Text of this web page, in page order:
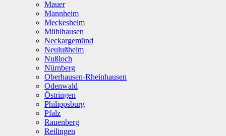
Mauer
Mannheim
Meckesheim
Mühlhausen
Neckargemünd
Neulußheim
Nußloch
Nürnberg
Oberhausen-Rheinhausen
Odenwald
Östringen
Philippsburg
Pfalz
Rauenberg
Reilingen